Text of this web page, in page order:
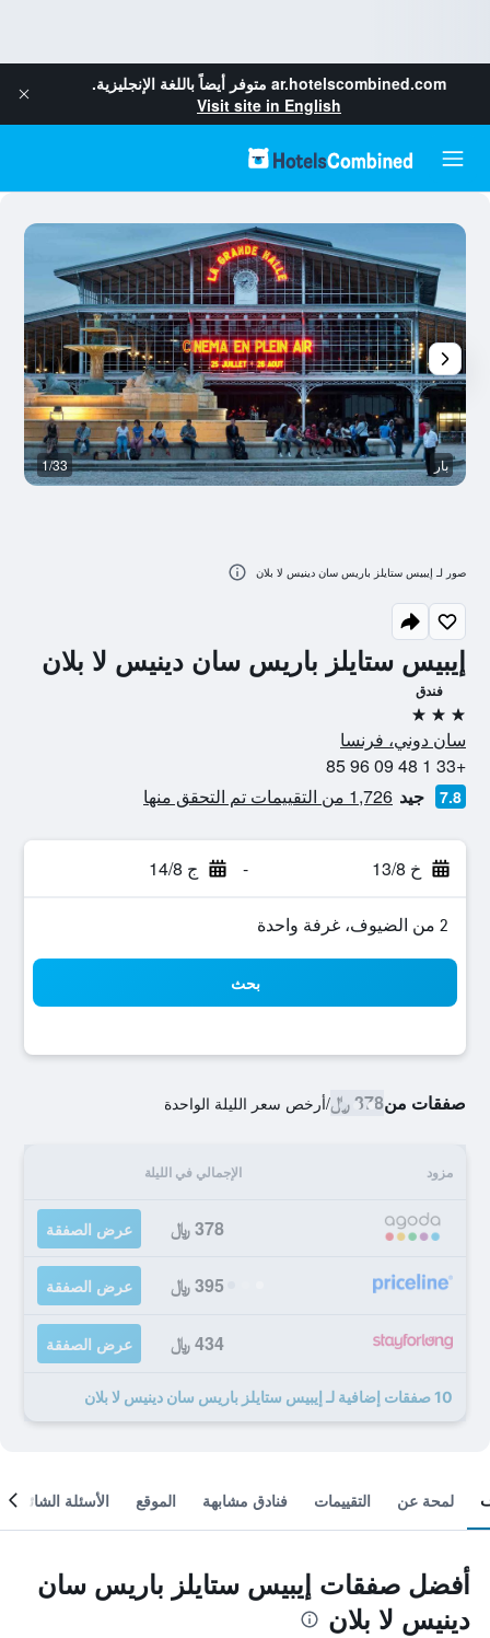
ar.hotelscombined.com متوفر أيضاً باللغة الإنجليزية.
Visit site in English
إيبيس ستايلز باريس سان دينيس لا بلان
فندق
3 نجوم
سان دوني، فرنسا
+33 1 48 09 96 85
7.8 جيد 1,726 من التقييمات تم التحقق منها
خ 13/8 - ج 14/8
2 من الضيوف، غرفة واحدة
بحث
صفقات من378 ﷼ /أرخص سعر الليلة الواحدة
مزود الإجمالي في الليلة
378 ﷼ عرض الصفقة
395 ﷼ عرض الصفقة
434 ﷼ عرض الصفقة
10 صفقات إضافية لـ إيبيس ستايلز باريس سان دينيس لا بلان
بار 1/33
صور لـ إيبيس ستايلز باريس سان دينيس لا بلان
لمحة عن التقييمات فنادق مشابهة الموقع الأسئلة الشائعة
أفضل صفقات إيبيس ستايلز باريس سان
دينيس لا بلان